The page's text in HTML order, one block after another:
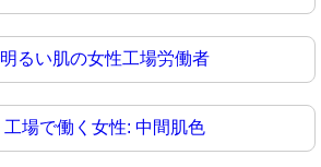
明るい肌の女性工場労働者
工場で働く女性: 中間肌色